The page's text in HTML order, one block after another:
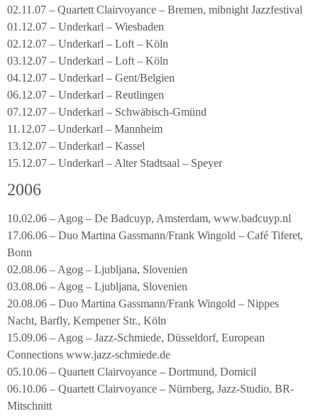
02.11.07 – Quartett Clairvoyance – Bremen, mibnight Jazzfestival
01.12.07 – Underkarl – Wiesbaden
02.12.07 – Underkarl – Loft – Köln
03.12.07 – Underkarl – Loft – Köln
04.12.07 – Underkarl – Gent/Belgien
06.12.07 – Underkarl – Reutlingen
07.12.07 – Underkarl – Schwäbisch-Gmünd
11.12.07 – Underkarl – Mannheim
13.12.07 – Underkarl – Kassel
15.12.07 – Underkarl – Alter Stadtsaal – Speyer
2006
10.02.06 – Agog – De Badcuyp, Amsterdam, www.badcuyp.nl
17.06.06 – Duo Martina Gassmann/Frank Wingold – Café Tiferet,
Bonn
02.08.06 – Agog – Ljubljana, Slovenien
03.08.06 – Agog – Ljubljana, Slovenien
20.08.06 – Duo Martina Gassmann/Frank Wingold – Nippes
Nacht, Barfly, Kempener Str., Köln
15.09.06 – Agog – Jazz-Schmiede, Düsseldorf, European
Connections www.jazz-schmiede.de
05.10.06 – Quartett Clairvoyance – Dortmund, Domicil
06.10.06 – Quartett Clairvoyance – Nürnberg, Jazz-Studio, BR-
Mitschnitt